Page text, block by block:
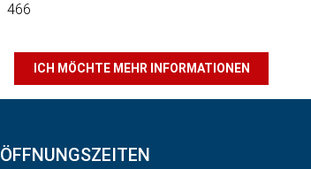
466
ICH MÖCHTE MEHR INFORMATIONEN
ÖFFNUNGSZEITEN